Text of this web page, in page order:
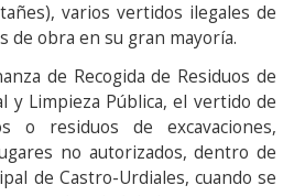
varios vertidos ilegales de
de obra en su gran mayoría.
de Recogida de Residuos de
y Limpieza Pública, el vertido de
o residuos de excavaciones,
no autorizados, dentro de
de Castro-Urdiales, cuando se